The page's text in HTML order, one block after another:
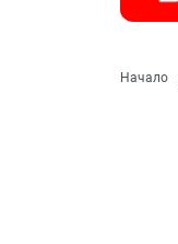
Начало